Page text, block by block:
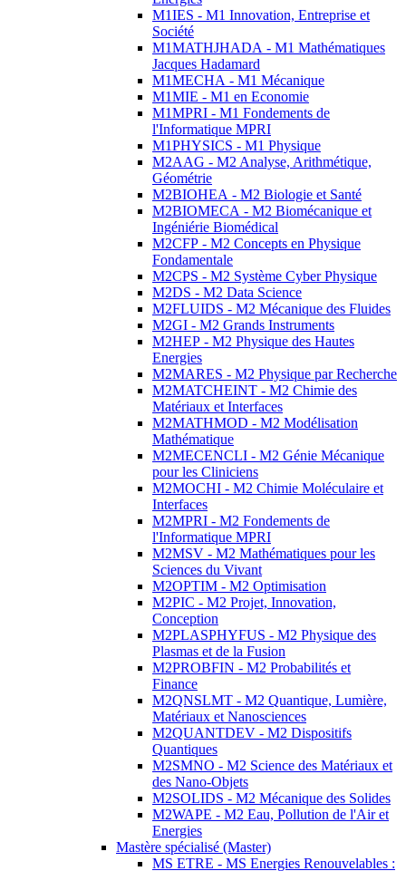
M1IES - M1 Innovation, Entreprise et
Société
M1MATHJHADA - M1 Mathématiques
Jacques Hadamard
M1MECHA - M1 Mécanique
M1MIE - M1 en Economie
M1MPRI - M1 Fondements de
l'Informatique MPRI
M1PHYSICS - M1 Physique
M2AAG - M2 Analyse, Arithmétique,
Géométrie
M2BIOHEA - M2 Biologie et Santé
M2BIOMECA - M2 Biomécanique et
Ingéniérie Biomédical
M2CFP - M2 Concepts en Physique
Fondamentale
M2CPS - M2 Système Cyber Physique
M2DS - M2 Data Science
M2FLUIDS - M2 Mécanique des Fluides
M2GI - M2 Grands Instruments
M2HEP - M2 Physique des Hautes
Energies
M2MARES - M2 Physique par Recherche
M2MATCHEINT - M2 Chimie des
Matériaux et Interfaces
M2MATHMOD - M2 Modélisation
Mathématique
M2MECENCLI - M2 Génie Mécanique
pour les Cliniciens
M2MOCHI - M2 Chimie Moléculaire et
Interfaces
M2MPRI - M2 Fondements de
l'Informatique MPRI
M2MSV - M2 Mathématiques pour les
Sciences du Vivant
M2OPTIM - M2 Optimisation
M2PIC - M2 Projet, Innovation,
Conception
M2PLASPHYFUS - M2 Physique des
Plasmas et de la Fusion
M2PROBFIN - M2 Probabilités et
Finance
M2QNSLMT - M2 Quantique, Lumière,
Matériaux et Nanosciences
M2QUANTDEV - M2 Dispositifs
Quantiques
M2SMNO - M2 Science des Matériaux et
des Nano-Objets
M2SOLIDS - M2 Mécanique des Solides
M2WAPE - M2 Eau, Pollution de l'Air et
Energies
Mastère spécialisé (Master)
MS ETRE - MS Energies Renouvelables :